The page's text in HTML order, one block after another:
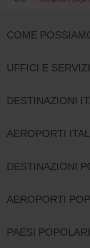
COME
UFFICI E SERVIZI
DESTINAZIONI
AEROPORTI
DESTINAZIONI
AEROPORTI
PAESI POPOLARI